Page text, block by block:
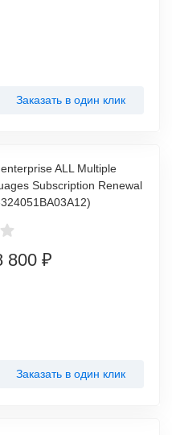
Заказать в один клик
ALL Multiple
Subscription Renewal
800 ₽
Заказать в один клик